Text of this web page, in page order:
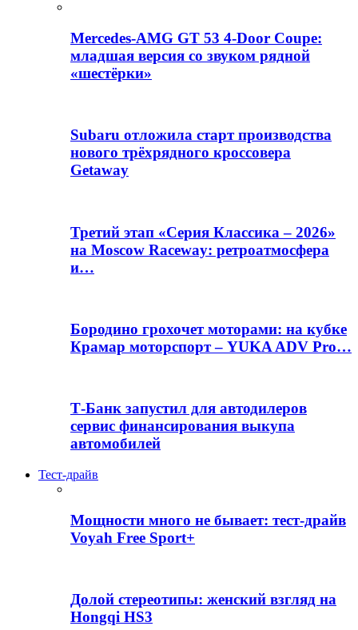
Mercedes-AMG GT 53 4-Door Coupe:
младшая версия со звуком рядной
«шестёрки»
Subaru отложила старт производства
нового трёхрядного кроссовера
Getaway
Третий этап «Серия Классика – 2026»
на Moscow Raceway: ретроатмосфера
и…
Бородино грохочет моторами: на кубке
Крамар моторспорт – YUKA ADV Pro…
Т-Банк запустил для автодилеров
сервис финансирования выкупа
автомобилей
Тест-драйв
Мощности много не бывает: тест-драйв
Voyah Free Sport+
Долой стереотипы: женский взгляд на
Hongqi HS3